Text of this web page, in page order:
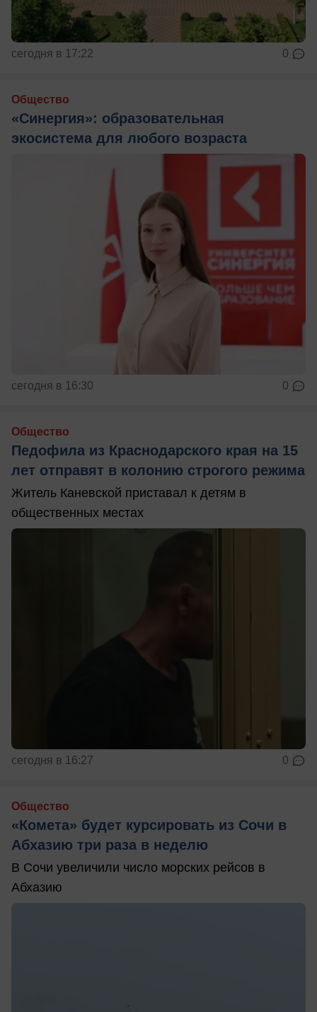
сегодня в 17:22 0
Общество
«Синергия»: образовательная
экосистема для любого возраста
сегодня в 16:30 0
Общество
Педофила из Краснодарского края на 15
лет отправят в колонию строгого режима
Житель Каневской приставал к детям в
общественных местах
сегодня в 16:27 0
Общество
«Комета» будет курсировать из Сочи в
Абхазию три раза в неделю
В Сочи увеличили число морских рейсов в
Абхазию